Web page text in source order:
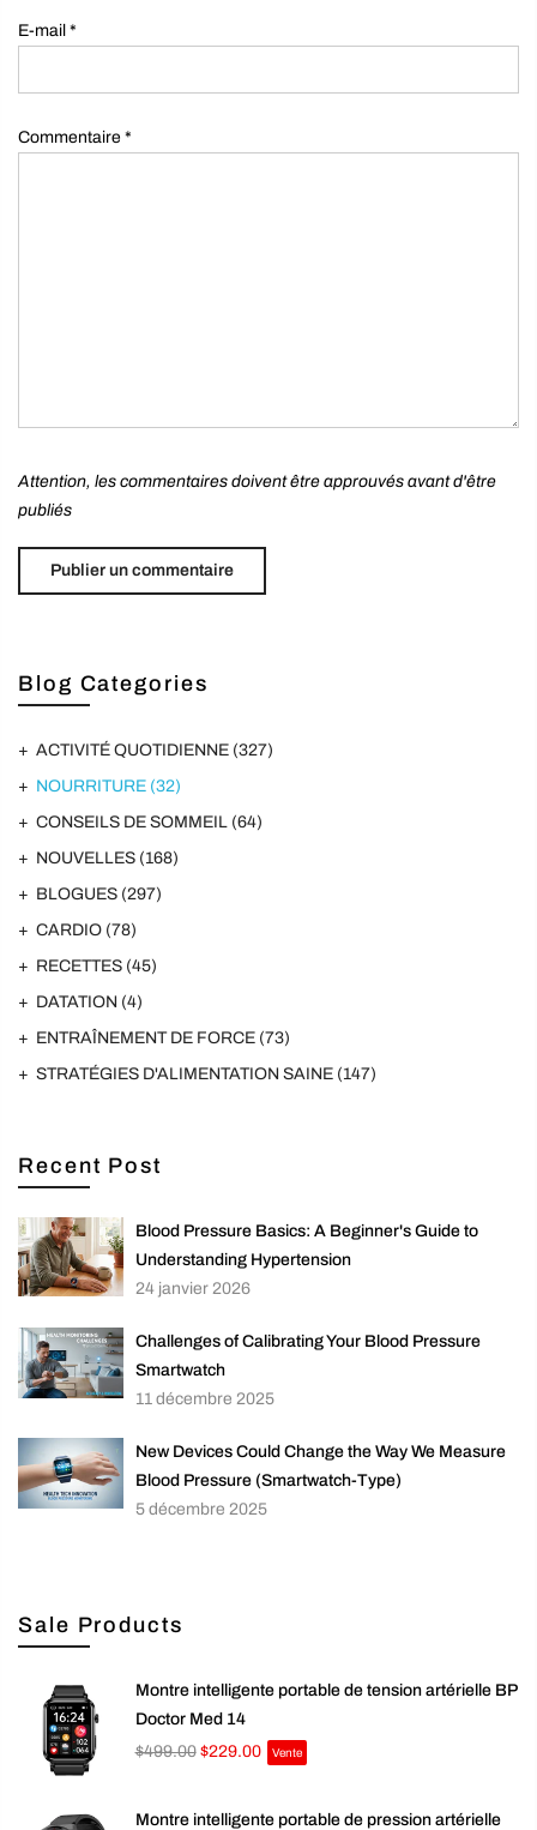
Blog Categories
ACTIVITÉ QUOTIDIENNE (327)
NOURRITURE (32)
CONSEILS DE SOMMEIL (64)
NOUVELLES (168)
BLOGUES (297)
CARDIO (78)
RECETTES (45)
DATATION (4)
ENTRAÎNEMENT DE FORCE (73)
STRATÉGIES D'ALIMENTATION SAINE (147)
Recent Post
Blood Pressure Basics: A Beginner's Guide to
Understanding Hypertension
24 janvier 2026
Challenges of Calibrating Your Blood Pressure
Smartwatch
11 décembre 2025
New Devices Could Change the Way We Measure
Blood Pressure (Smartwatch-Type)
5 décembre 2025
Sale Products
Montre intelligente portable de tension artérielle BP
Doctor Med 14
$499.00 $229.00 Vente
Montre intelligente portable de pression artérielle
E-mail *
Commentaire *
Attention, les commentaires doivent être approuvés avant d'être
publiés